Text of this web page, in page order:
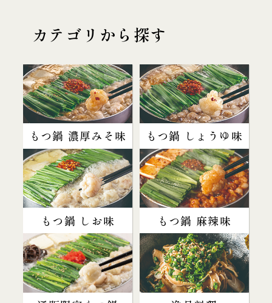
カテゴリから探す
もつ鍋 濃厚みそ味 もつ鍋 しょうゆ味
もつ鍋 しお味 もつ鍋 麻辣味